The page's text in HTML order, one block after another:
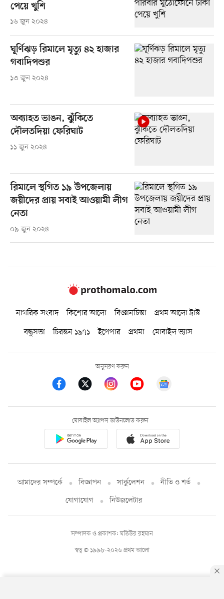
পেয়ে খুশি
১৬ জুন ২০২৪
ঘূর্ণিঝড় রিমালে মৃত্যু ৪২ হাজার
গবাদিপশুর
১৩ জুন ২০২৪
অব্যাহত ভাঙন, ঝুঁকিতে
দৌলতদিয়া ফেরিঘাট
১১ জুন ২০২৪
রিমালে স্থগিত ১৯ উপজেলায়
জয়ীদের প্রায় সবাই আওয়ামী লীগ
নেতা
০৯ জুন ২০২৪
নাগরিক সংবাদ কিশোর আলো বিজ্ঞানচিন্তা
প্রথম আলো ট্রাস্ট
বন্ধুসভা
চিরন্তন ১৯৭১ ইপেপার প্রথমা মোবাইল ভ্যাস
অনুসরণ করুন
মোবাইল অ্যাপস ডাউনলোড করুন
আমাদের সম্পর্কে বিজ্ঞাপন সার্কুলেশন
নীতি ও শর্ত
যোগাযোগ
নিউজলেটার
স্বত্ব © ১৯৯৮-২০২৬ প্রথম আলো
সম্পাদক ও প্রকাশক: মতিউর রহমান